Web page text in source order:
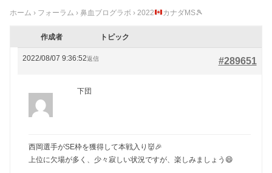
ホーム › フォーラム › 鼻血ブログラボ › 2022 カナダMS🎾
作成者 トピック
2022/08/07 9:36:52 #289651
返信
下団
西岡選手がSE枠を獲得して本戦入り👹🎉
上位に欠場が多く、少々寂しい状況ですが、楽しみましょう😄